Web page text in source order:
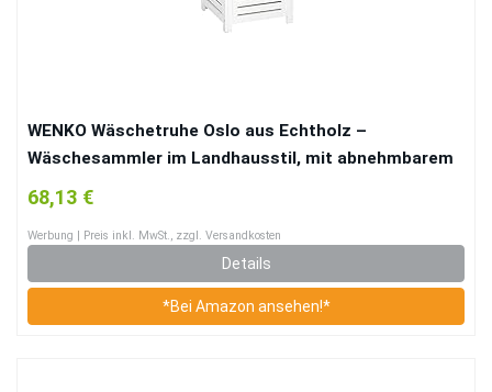
WENKO Wäschetruhe Oslo aus Echtholz –
Wäschesammler im Landhausstil, mit abnehmbarem
Wäschesack, Holz, 45 x 65 x 45 cm, Weiß
68,13 €
Werbung | Preis inkl. MwSt., zzgl. Versandkosten
Details
*Bei Amazon ansehen!*